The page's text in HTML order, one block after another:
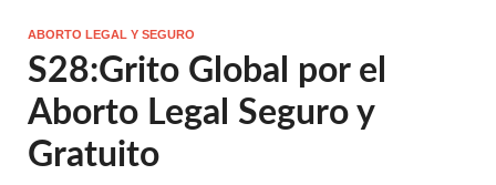
ABORTO LEGAL Y SEGURO
S28:Grito Global por el
Aborto Legal Seguro y
Gratuito